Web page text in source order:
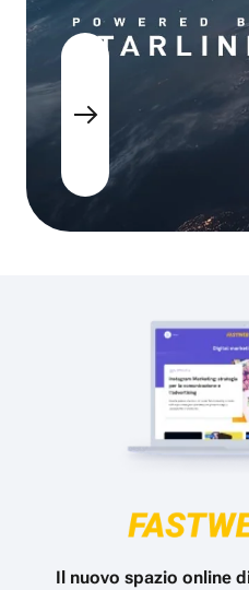
Il nuovo spazio online